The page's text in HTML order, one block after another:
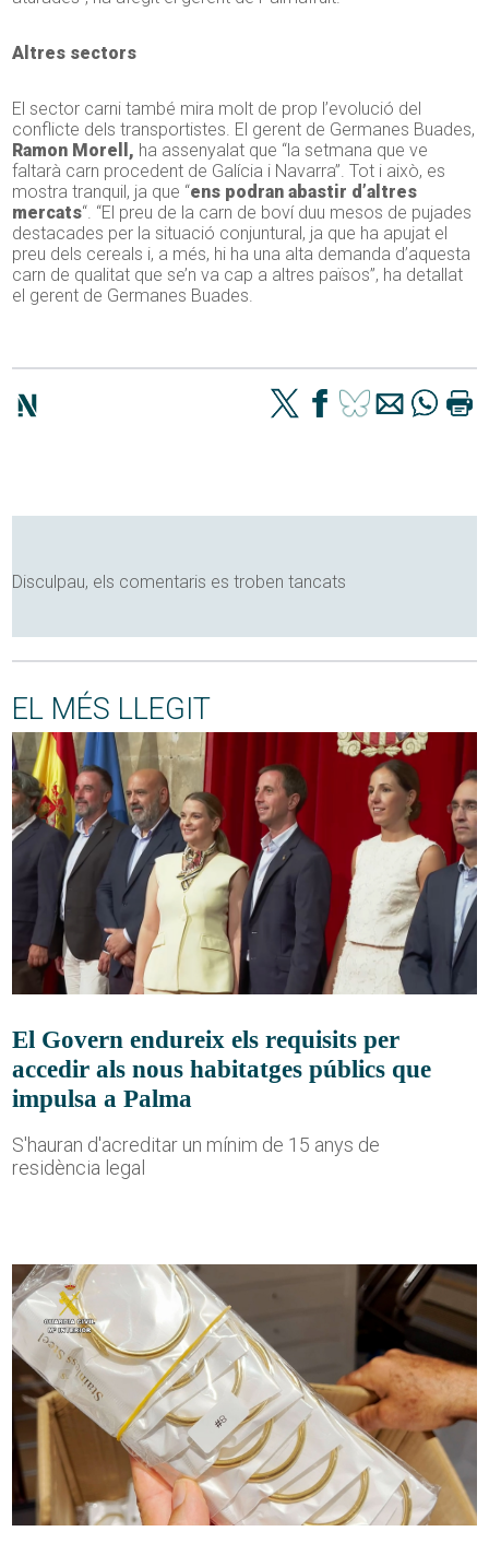
Altres sectors
El sector carni també mira molt de prop l’evolució del
conflicte dels transportistes. El gerent de Germanes Buades,
Ramon Morell, ha assenyalat que “la setmana que ve
faltarà carn procedent de Galícia i Navarra”. Tot i això, es
mostra tranquil, ja que “ens podran abastir d’altres
mercats“. “El preu de la carn de boví duu mesos de pujades
destacades per la situació conjuntural, ja que ha apujat el
preu dels cereals i, a més, hi ha una alta demanda d’aquesta
carn de qualitat que se’n va cap a altres països”, ha detallat
el gerent de Germanes Buades.
Disculpau, els comentaris es troben tancats
EL MÉS LLEGIT
El Govern endureix els requisits per
accedir als nous habitatges públics que
impulsa a Palma
S'hauran d'acreditar un mínim de 15 anys de
residència legal